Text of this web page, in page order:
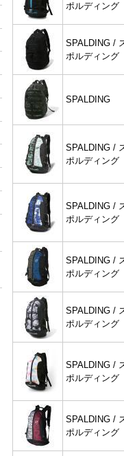
ポルディング
SPALDING /
ポルディング
SPALDING
SPALDING /
ポルディング
SPALDING /
ポルディング
SPALDING /
ポルディング
SPALDING /
ポルディング
SPALDING /
ポルディング
SPALDING /
ポルディング